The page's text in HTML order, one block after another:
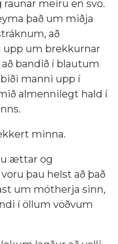
meiru en svo.
það um miðja
að
um brekkurnar
bandið í blautum
manni upp í
almennilegt hald í
minna.
ættar og
þau helst að það
um mótherja sinn,
í öllum vöðvum